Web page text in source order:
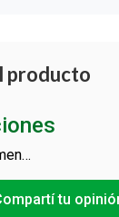
producto